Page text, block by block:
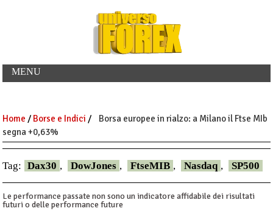
MENU
Home / Borse e Indici /
Borsa europee in rialzo: a Milano il Ftse MIb
segna +0,63%
Tag: Dax30 , DowJones , FtseMIB , Nasdaq , SP500
Le performance passate non sono un indicatore affidabile dei risultati
futuri o delle performance future